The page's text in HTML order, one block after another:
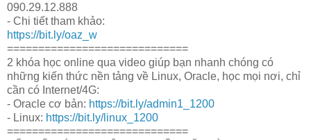
090.29.12.888
- Chi tiết tham khảo:
https://bit.ly/oaz_w
=============================
2 khóa học online qua video giúp bạn nhanh chóng có
những kiến thức nền tảng về Linux, Oracle, học mọi nơi, chỉ
cần có Internet/4G:
- Oracle cơ bản: https://bit.ly/admin1_1200
- Linux: https://bit.ly/linux_1200
=============================